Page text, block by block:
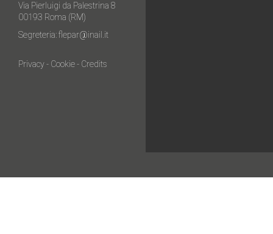
Via Pierluigi da Palestrina 8
00193 Roma (RM)
Segreteria:flepar@inail.it
Privacy- Cookie- Credits